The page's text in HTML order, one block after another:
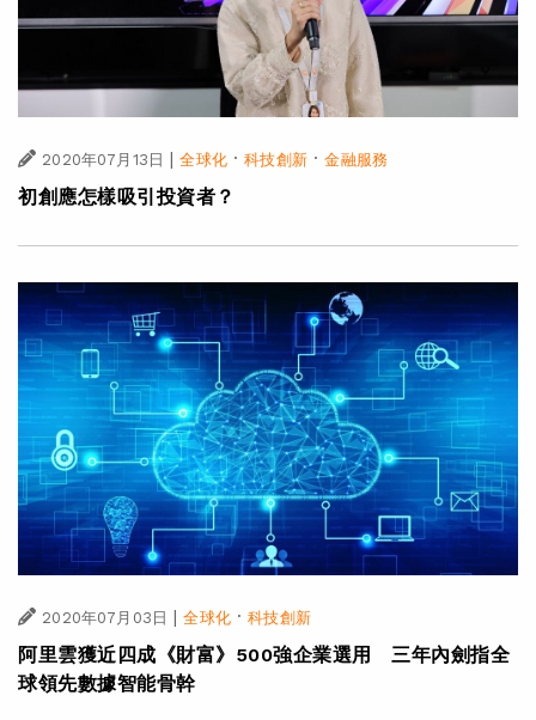
2020年07月13日 | 全球化·科技創新·金融服務
初創應怎樣吸引投資者？
2020年07月03日 | 全球化·科技創新
阿里雲獲近四成《財富》500強企業選用 三年內劍指全
球領先數據智能骨幹